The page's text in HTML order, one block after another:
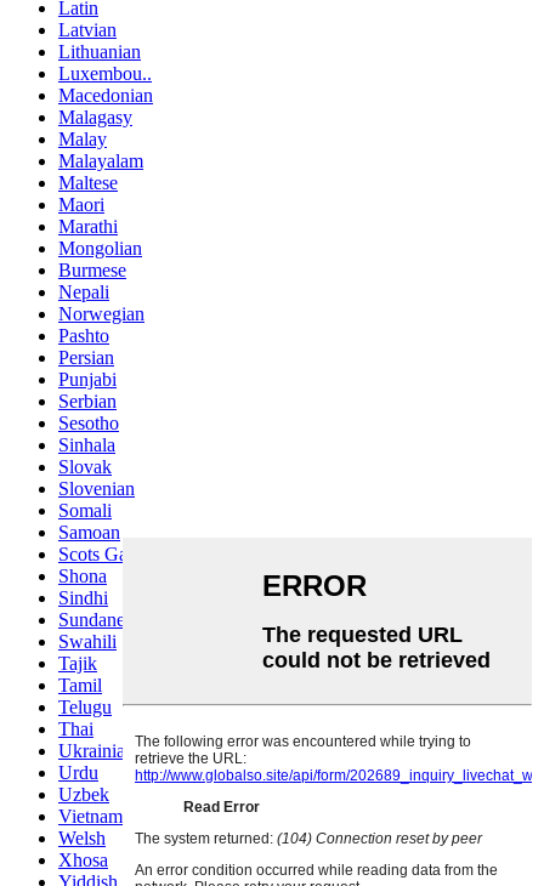
Latin
Latvian
Lithuanian
Luxembou..
Macedonian
Malagasy
Malay
Malayalam
Maltese
Maori
Marathi
Mongolian
Burmese
Nepali
Norwegian
Pashto
Persian
Punjabi
Serbian
Sesotho
Sinhala
Slovak
Slovenian
Somali
Samoan
Scots Gaelic
Shona
Sindhi
Sundanese
Swahili
Tajik
Tamil
Telugu
Thai
Ukrainian
Urdu
Uzbek
Vietnamese
Welsh
Xhosa
Yiddish